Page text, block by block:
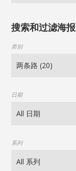
搜索和过滤海报
类别
日期
系列